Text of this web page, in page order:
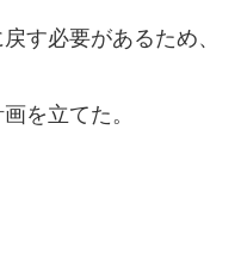
す必要があるため、
を立てた。